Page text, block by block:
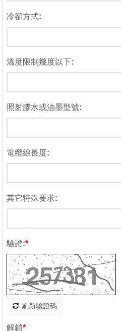
冷卻方式:
溫度限制幾度以下:
照射膠水或油墨型號:
電纜線長度:
其它特殊要求:
驗證:*
刷新驗證碼
解鎖*